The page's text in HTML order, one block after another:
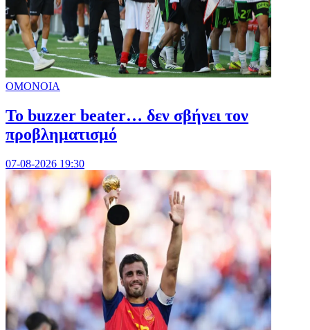
ΟΜΟΝΟΙΑ
Το buzzer beater… δεν σβήνει τoν
προβληματισμό
07-08-2026 19:30